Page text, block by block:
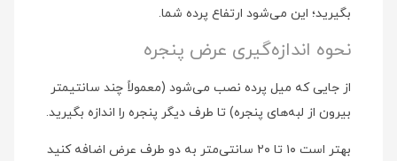
بگیرید؛ این می‌شود ارتفاع پرده شما.
نحوه اندازه‌گیری عرض پنجره
از جایی که میل پرده نصب می‌شود (معمولاً چند سانتیمتر
بیرون از لبه‌های پنجره) تا طرف دیگر پنجره را اندازه بگیرید.
بهتر است ۱۰ تا ۲۰ سانتی‌متر به دو طرف عرض اضافه کنید